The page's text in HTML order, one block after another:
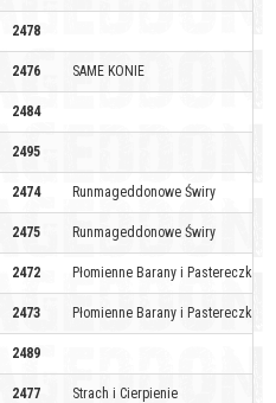
2478
2476 SAME KONIE
2484
2495
2474 Runmageddonowe Świry
2475 Runmageddonowe Świry
2472 Płomienne Barany i Pastereczka
2473 Płomienne Barany i Pastereczka
2489
2477 Strach i Cierpienie